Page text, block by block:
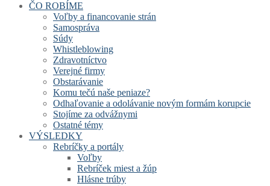
ČO ROBÍME
Voľby a financovanie strán
Samospráva
Súdy
Whistleblowing
Zdravotníctvo
Verejné firmy
Obstarávanie
Komu tečú naše peniaze?
Odhaľovanie a odolávanie novým formám korupcie
Stojíme za odvážnymi
Ostatné témy
VÝSLEDKY
Rebríčky a portály
Voľby
Rebríček miest a žúp
Hlásne trúby